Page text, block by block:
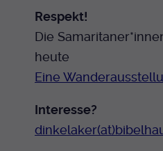
Respekt!
Die
heute
Eine
Interesse?